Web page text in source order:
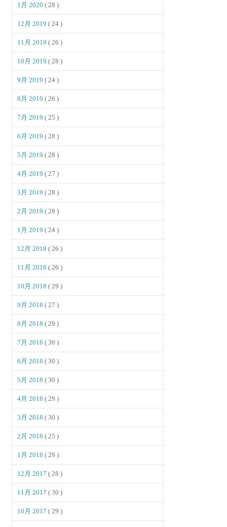
1月 2020( 28 )
12月 2019( 24 )
11月 2019( 26 )
10月 2019( 28 )
9月 2019( 24 )
8月 2019( 26 )
7月 2019( 25 )
6月 2019( 28 )
5月 2019( 28 )
4月 2019( 27 )
3月 2019( 28 )
2月 2019( 28 )
1月 2019( 24 )
12月 2018( 26 )
11月 2018( 26 )
10月 2018( 29 )
9月 2018( 27 )
8月 2018( 29 )
7月 2018( 30 )
6月 2018( 30 )
5月 2018( 30 )
4月 2018( 29 )
3月 2018( 30 )
2月 2018( 25 )
1月 2018( 29 )
12月 2017( 28 )
11月 2017( 30 )
10月 2017( 29 )